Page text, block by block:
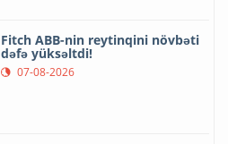
Fitch ABB-nin reytinqini növbəti
dəfə yüksəltdi!
07-08-2026